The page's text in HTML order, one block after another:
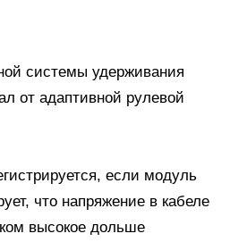
системы удерживания
от адаптивной рулевой
если модуль
что напряжение в кабеле
высокое дольше